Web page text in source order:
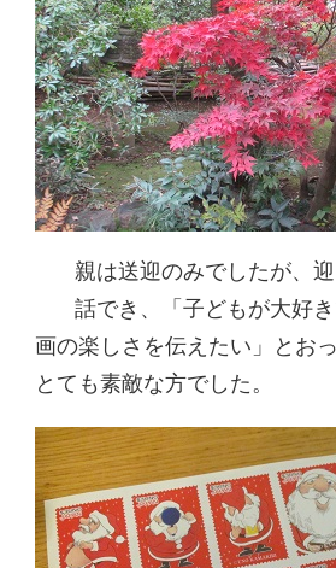
親は送迎のみでしたが、
話でき、「子どもが大好
画の楽しさを伝えたい」とお
とても素敵な方でした。